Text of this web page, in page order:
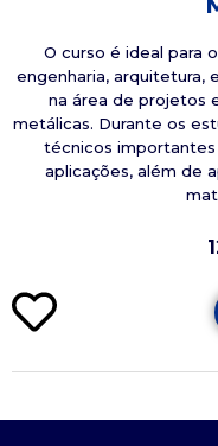
O curso é ideal para
engenharia, arquitetura,
na área de projetos
metálicas. Durante os
técnicos importantes
aplicações, além de